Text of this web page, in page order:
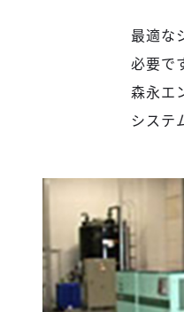
最適な
必要で
森永エ
システ